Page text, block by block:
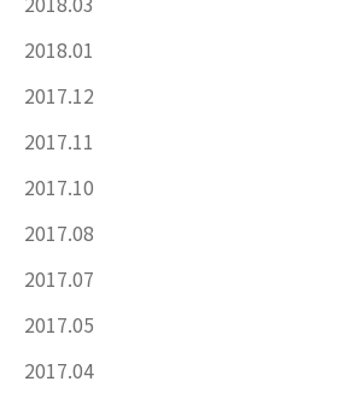
2018.01
2017.12
2017.11
2017.10
2017.08
2017.07
2017.05
2017.04